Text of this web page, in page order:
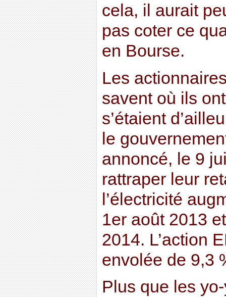
cela, il aurait
pas coter ce
en Bourse.
Les
savent où ils
s’étaient
le
annoncé, le 9
rattraper leur
l’électricité
1er août 2013
2014. L’action
envolée de 9,3
Plus que les